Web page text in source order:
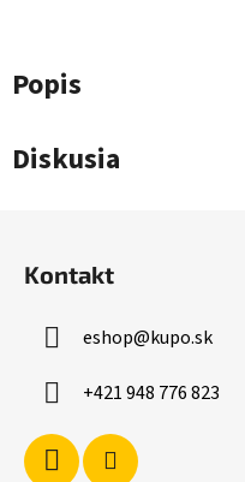
Popis
Diskusia
Kontakt
eshop@kupo.sk
+421 948 776 823